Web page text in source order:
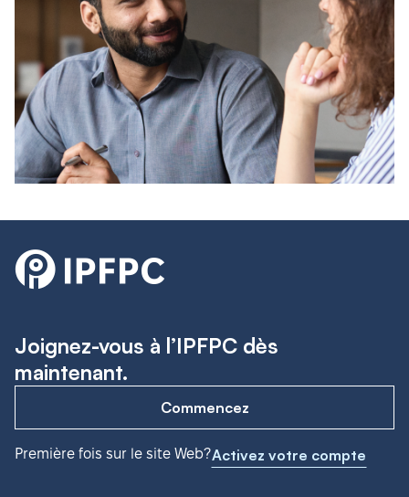
Joignez-vous à l’IPFPC dès
maintenant.
Commencez
Première fois sur le site Web?Activez votre compte